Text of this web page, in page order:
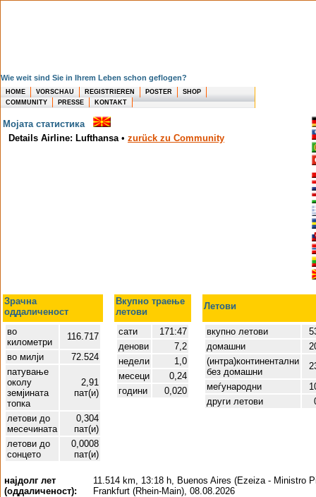
Wie weit sind Sie in Ihrem Leben schon geflogen?
HOME VORSCHAU REGISTRIEREN POSTER
SHOP
COMMUNITY
PRESSE KONTAKT
Мојата статистика
Details Airline: Lufthansa• zurück zu Community
Зрачна
оддаличеност
Вкупно траење
летови
Летови
во
километри
116.717
во милји
72.524
патување
околу
земјината
топка
2,91
пат(и)
летови до
месечината
0,304
пат(и)
летови до
сонцето
0,0008
пат(и)
сати
171:47
денови
7,2
недели
1,0
месеци
0,24
години
0,020
вкупно летови
домашни
(интра)континентални
без домашни
меѓународни
други летови
најдолг лет
(оддаличеност):
11.514 km, 13:18 h, Buenos Aires (Ezeiza - Ministro
Frankfurt (Rhein-Main), 08.08.2026